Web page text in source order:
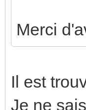
Merci
Il est
Je ne